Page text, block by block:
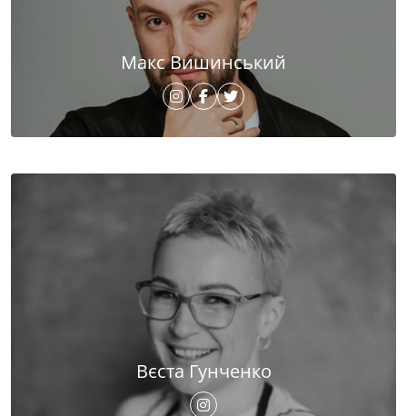
Макс Вишинський
Вєста Гунченко